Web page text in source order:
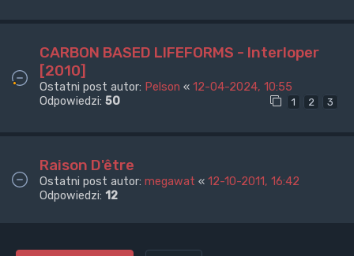
CARBON BASED LIFEFORMS - Interloper
[2010]
Ostatni post autor: Pelson « 12-04-2024, 10:55
Odpowiedzi: 50 1 2 3
Raison D'être
Ostatni post autor: megawat « 12-10-2011, 16:42
Odpowiedzi: 12